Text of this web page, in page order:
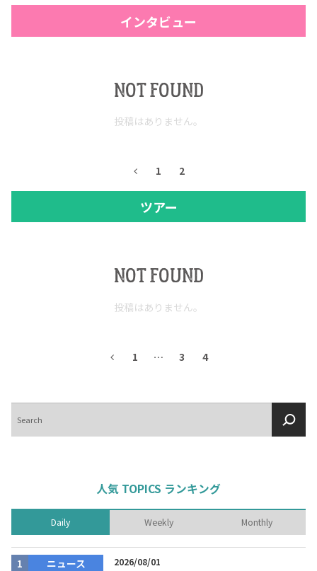
インタビュー
NOT FOUND
投稿はありません。
1 2
ツアー
NOT FOUND
投稿はありません。
1 … 3 4
索
人気 TOPICS ランキング
Daily Weekly Monthly
ニュース 2026/08/01